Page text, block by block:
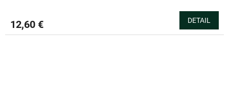
12,60 € DETAIL